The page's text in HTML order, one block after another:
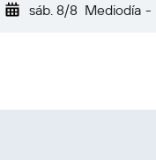
sáb. 8/8 Mediodía -